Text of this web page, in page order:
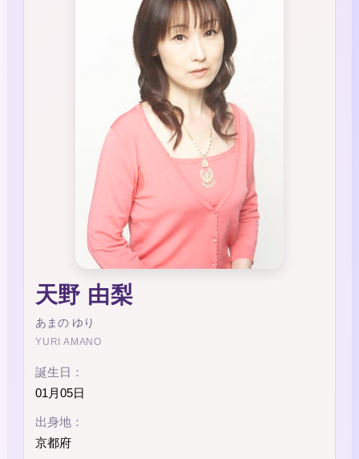
天野 由梨
あまの ゆり
YURI AMANO
誕生日：
01月05日
出身地：
京都府